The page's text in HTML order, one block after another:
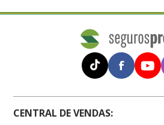
CENTRAL DE VENDAS: